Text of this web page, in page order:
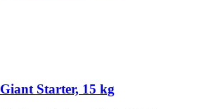
Giant Starter, 15 kg